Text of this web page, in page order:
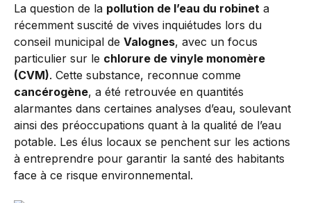
La question de la pollution de l’eau du robinet a
récemment suscité de vives inquiétudes lors du
conseil municipal de Valognes, avec un focus
particulier sur le chlorure de vinyle monomère
(CVM). Cette substance, reconnue comme
cancérogène, a été retrouvée en quantités
alarmantes dans certaines analyses d’eau, soulevant
ainsi des préoccupations quant à la qualité de l’eau
potable. Les élus locaux se penchent sur les actions
à entreprendre pour garantir la santé des habitants
face à ce risque environnemental.